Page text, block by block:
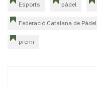
Esports pàdel
Federació Catalana de Pàdel
premi